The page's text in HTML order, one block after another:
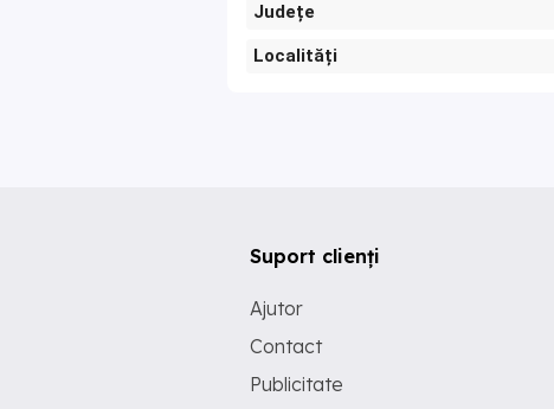
Județe
Localități
Suport clienți
Ajutor
Contact
Publicitate